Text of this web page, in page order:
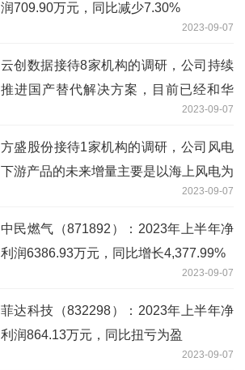
润709.90万元，同比减少7.30%
2023-09-07
云创数据接待8家机构的调研，公司持续
推进国产替代解决方案，目前已经和华
为、海光、鲲鹏、中科等公司达成合作关
系
2023-09-07
方盛股份接待1家机构的调研，公司风电
下游产品的未来增量主要是以海上风电为
2023-09-07
中民燃气（871892）：2023年上半年净
利润6386.93万元，同比增长4,377.99%
2023-09-07
菲达科技（832298）：2023年上半年净
利润864.13万元，同比扭亏为盈
2023-09-07